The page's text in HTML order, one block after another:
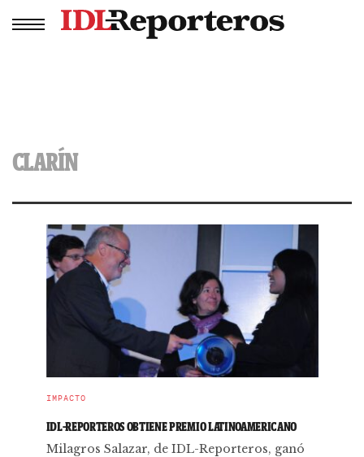
CLARÍN
IMPACTO
IDL-REPORTEROS OBTIENE PREMIO LATINOAMERICANO
Milagros Salazar, de IDL-Reporteros, ganó